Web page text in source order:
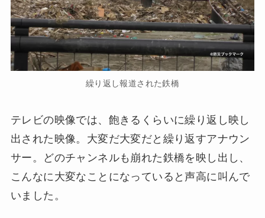
繰り返し報道された鉄橋
テレビの映像では、飽きるくらいに繰り返し映し
出された映像。大変だ大変だと繰り返すアナウン
サー。どのチャンネルも崩れた鉄橋を映し出し、
こんなに大変なことになっていると声高に叫んで
いました。